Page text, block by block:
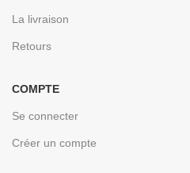
La livraison
Retours
COMPTE
Se connecter
Créer un compte